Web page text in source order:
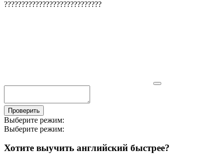
????????????????????????????
Проверить
Выберите режим:
Выберите режим:
Хотите выучить английский быстрее?